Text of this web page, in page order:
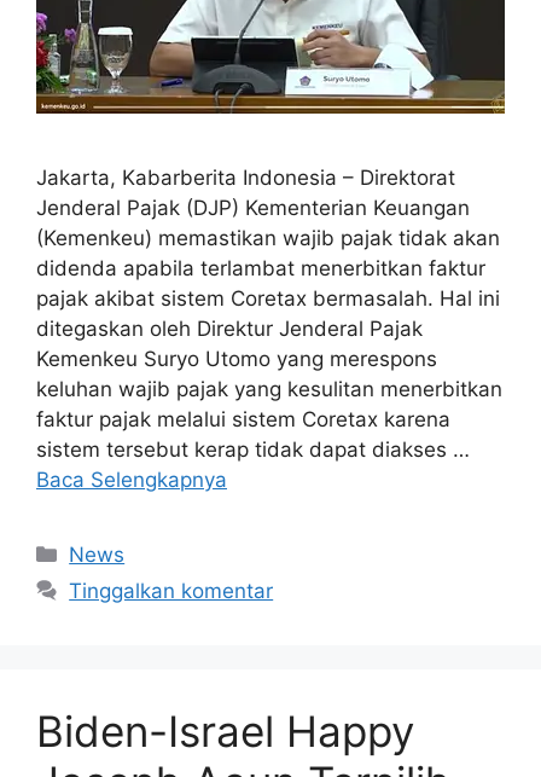
Jakarta, Kabarberita Indonesia – Direktorat
Jenderal Pajak (DJP) Kementerian Keuangan
(Kemenkeu) memastikan wajib pajak tidak akan
didenda apabila terlambat menerbitkan faktur
pajak akibat sistem Coretax bermasalah. Hal ini
ditegaskan oleh Direktur Jenderal Pajak
Kemenkeu Suryo Utomo yang merespons
keluhan wajib pajak yang kesulitan menerbitkan
faktur pajak melalui sistem Coretax karena
sistem tersebut kerap tidak dapat diakses …
Baca Selengkapnya
Kategori
News
Tinggalkan komentar
Biden-Israel Happy